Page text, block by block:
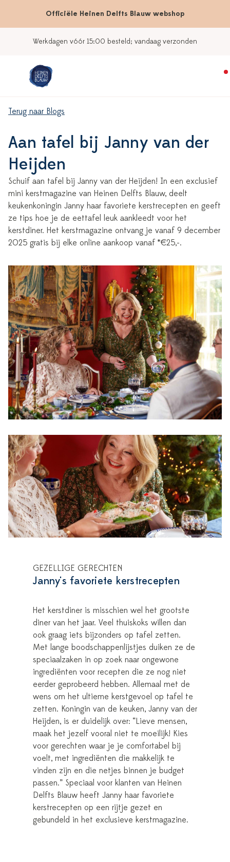
Officiële Heinen Delfts Blauw webshop
vandaag verzonden
Terug naar Blogs
Aan tafel bij Janny van der
Heijden
Schuif aan tafel bij Janny van der Heijden! In een exclusief
mini kerstmagazine van Heinen Delfts Blauw, deelt
keukenkoningin Janny haar favoriete kerstrecepten en geeft
ze tips hoe je de eettafel leuk aankleedt voor het
kerstdiner. Het kerstmagazine ontvang je vanaf 9 december
2025 gratis bij elke online aankoop vanaf *€25,-.
GEZELLIGE GERECHTEN
Janny's favoriete kerstrecepten
Het kerstdiner is misschien wel het grootste
diner van het jaar. Veel thuiskoks willen dan
ook graag iets bijzonders op tafel zetten.
Met lange boodschappenlijstjes duiken ze de
speciaalzaken in op zoek naar ongewone
ingrediënten voor recepten die ze nog niet
eerder geprobeerd hebben. Allemaal met de
wens om het ultieme kerstgevoel op tafel te
zetten. Koningin van de keuken, Janny van der
Heijden, is er duidelijk over: “Lieve mensen,
maak het jezelf vooral niet te moeilijk! Kies
voor gerechten waar je je comfortabel bij
voelt, met ingrediënten die makkelijk te
vinden zijn en die netjes binnen je budget
passen.” Speciaal voor klanten van Heinen
Delfts Blauw heeft Janny haar favoriete
kerstrecepten op een rijtje gezet en
gebundeld in het exclusieve kerstmagazine.